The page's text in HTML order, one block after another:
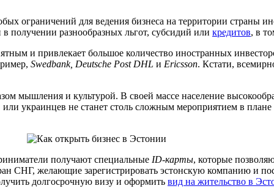
ограничений для ведения бизнеса на территории страны
разнообразных льгот, субсидий или кредитов, в
и привлекает большое количество иностранных
Swedbank, Deutsche Post DHL и Ericsson. Кстати,
мышления и культурой. В своей массе население
украинцев не станет столь сложным мероприятием в
получают специальные ID-карты, которые
СНГ, желающие зарегистрировать эстонскую компанию и
долгосрочную визу и оформить вид на жительство в